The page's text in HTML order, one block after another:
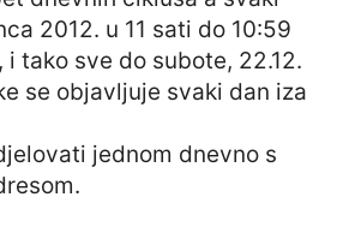
2012. u 11 sati do 10:59
tako sve do subote, 22.12.
se objavljuje svaki dan iza
jednom dnevno s